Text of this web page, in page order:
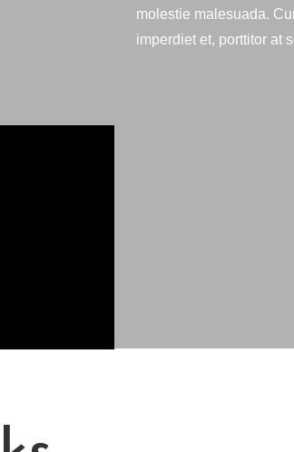
molestie malesuada.
imperdiet et, porttitor at